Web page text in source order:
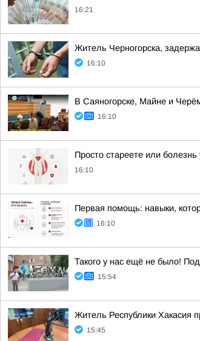
16:21
Житель Черногорска,
16:10
В Саяногорске, Майне и
16:10
Просто стареете или
16:10
Первая помощь: навыки,
16:10
Такого у нас ещё не было!
15:54
Житель Республики Хакасия
15:45